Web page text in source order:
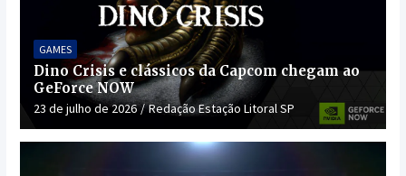
GAMES
Dino Crisis e clássicos da Capcom chegam ao
GeForce NOW
23 de julho de 2026 Redação Estação Litoral SP